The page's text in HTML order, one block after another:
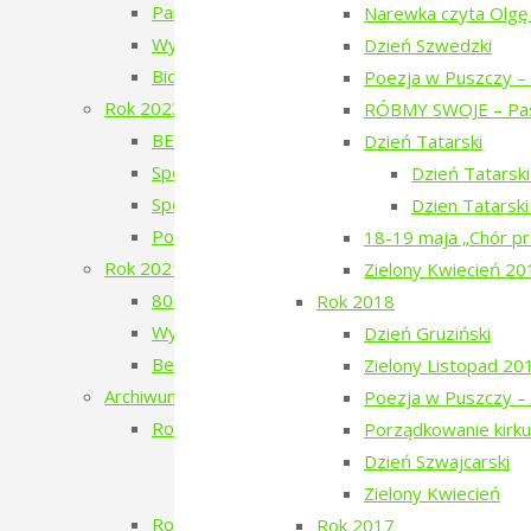
Narewka czyta
Dzień Szwedzki
Poezja w Puszczy
RÓBMY SWOJE –
Dzień Tatarski
Dzień
Dzien
18-19 maja „Chór
Zielony Kwiecień
Rok 2018
Dzień Gruziński
Zielony Listopad
Poezja w Puszczy
Porządkowanie
Dzień Szwajcarski
Zielony Kwiecień
Rok 2017
Pan Les
Wystawa Faustyna Drużyckiego „Teren typu
Biodróż
Rok 2023
BERJOZKELE – koncert Oli Bilińskiej – 2023
Spotkanie z Adamem Wajrakiem – 2023
Spotkanie z Julią Fiedorczuk – 2023
Poezja w Puszczy – 4. edycja – 2023
Rok 2021
80. Rocznica Zagłady Żydów Narewkowskich
Wystawa „Sąsiedzi, których już nie ma…”
Berjozkele – Dobranoc Narewko
Archiwum 2016-2020
Rok 2020
Aleja Odlatujących Ptaków
Rok 2019